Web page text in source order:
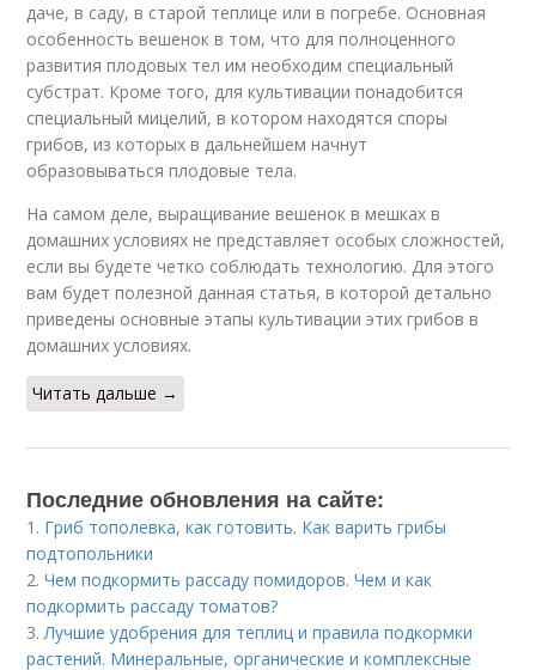
даче, в саду, в старой теплице или в погребе. Основная
особенность вешенок в том, что для полноценного
развития плодовых тел им необходим специальный
субстрат. Кроме того, для культивации понадобится
специальный мицелий, в котором находятся споры
грибов, из которых в дальнейшем начнут
образовываться плодовые тела.
На самом деле, выращивание вешенок в мешках в
домашних условиях не представляет особых сложностей,
если вы будете четко соблюдать технологию. Для этого
вам будет полезной данная статья, в которой детально
приведены основные этапы культивации этих грибов в
домашних условиях.
Читать дальше →
Последние обновления на сайте:
1. Гриб тополевка, как готовить. Как варить грибы
подтопольники
2.Чем подкормить рассаду помидоров. Чем и как
подкормить рассаду томатов?
3.Лучшие удобрения для теплиц и правила подкормки
растений. Минеральные, органические и комплексные